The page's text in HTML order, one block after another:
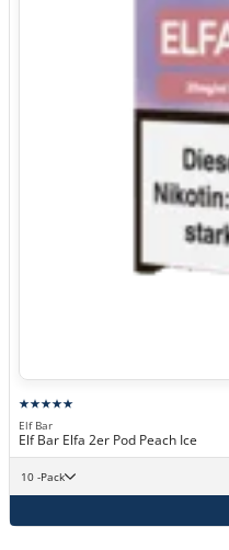
Elf Bar
Elf Bar Elfa 2er Pod Peach Ice
10 -Pack